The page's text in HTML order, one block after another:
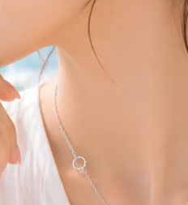
2026.11
土
1
3
10